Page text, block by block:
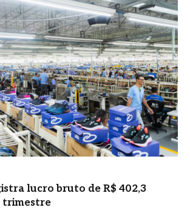
lucro bruto de R$ 402,3
trimestre